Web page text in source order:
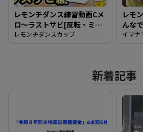
レモンチダンス練習動画Cメ
ロ～ラストサビ[反転・ミラ
ー動画][フルダンスもある
レモンチダンスカップ
レモ
んな
イマナ
新着記事